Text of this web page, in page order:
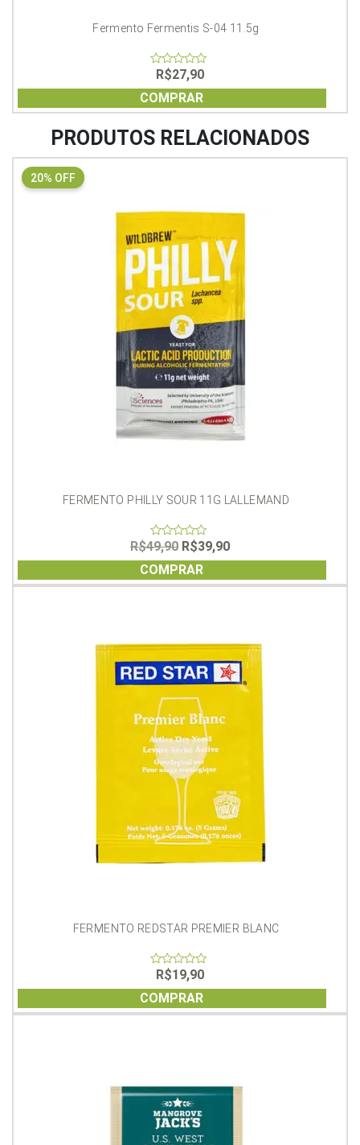
Fermento Fermentis S-04 11.5g
of
5
R$27,90
COMPRAR
PRODUTOS RELACIONADOS
20% OFF
FERMENTO PHILLY SOUR 11G LALLEMAND
0
out
of
5
R$49,90 O
preço
original
era:
R$39,90O
preço
é:
COMPRAR
FERMENTO REDSTAR PREMIER BLANC
out
of
5
R$19,90
COMPRAR